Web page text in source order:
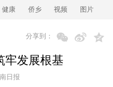
健康 侨乡 视频 图片
分享到：
牢发展根基
日报